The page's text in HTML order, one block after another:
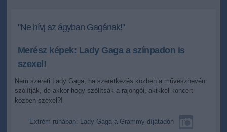
"Ne hívj az ágyban Gagának!"
Merész képek: Lady Gaga a színpadon is
szexel!
Nem szereti Lady Gaga, ha szeretkezés közben a művésznevén
szólítják, de akkor hogy szólítsák a rajongói, akikkel koncert
közben szexel?!
Extrém ruhában: Lady Gaga a Grammy-díjátadón